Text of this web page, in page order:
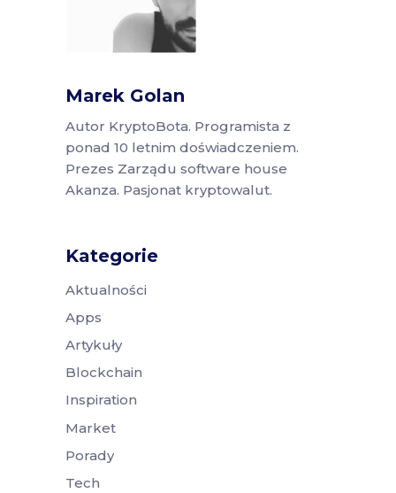
Marek Golan
Autor KryptoBota. Programista z
ponad 10 letnim doświadczeniem.
Prezes Zarządu software house
Akanza. Pasjonat kryptowalut.
Kategorie
Aktualności
Apps
Artykuły
Blockchain
Inspiration
Market
Porady
Tech